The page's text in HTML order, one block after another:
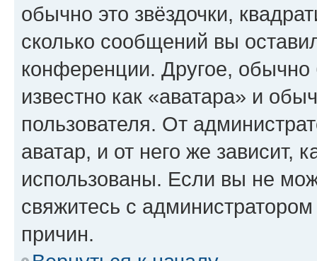
обычно это звёздочки,
сколько сообщений вы
конференции. Другое,
известно как «аватара» и
пользователя. От
аватар, и от него же зависит,
использованы. Если вы не
свяжитесь с
причин.